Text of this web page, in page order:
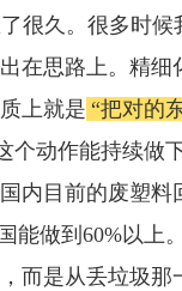
很久。很多时候
在思路上。精细
上就是 “把对的
个动作能持续做
内目前的废塑料
能做到60%以上
而是从丢垃圾那